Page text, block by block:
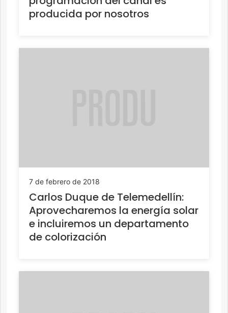
producida por nosotros
7 de febrero de 2018
Carlos Duque de Telemedellín:
Aprovecharemos la energía solar
e incluiremos un departamento
de colorización